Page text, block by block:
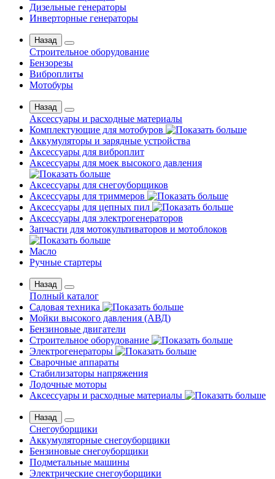
Дизельные генераторы
Инверторные генераторы
Назад
Строительное оборудование
Бензорезы
Виброплиты
Мотобуры
Назад
Аксессуары и расходные материалы
Комплектующие для мотобуров
Аккумуляторы и зарядные устройства
Аксессуары для виброплит
Аксессуары для моек высокого давления
Аксессуары для снегоуборщиков
Аксессуары для триммеров
Аксессуары для цепных пил
Аксессуары для электрогенераторов
Запчасти для мотокультиваторов и мотоблоков
Масло
Ручные стартеры
Назад
Полный каталог
Садовая техника
Мойки высокого давления (АВД)
Бензиновые двигатели
Строительное оборудование
Электрогенераторы
Сварочные аппараты
Стабилизаторы напряжения
Лодочные моторы
Аксессуары и расходные материалы
Назад
Снегоуборщики
Аккумуляторные снегоуборщики
Бензиновые снегоуборщики
Подметальные машины
Электрические снегоуборщики